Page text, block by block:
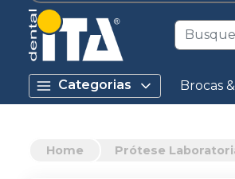
Categorias Brocas
Home Prótese